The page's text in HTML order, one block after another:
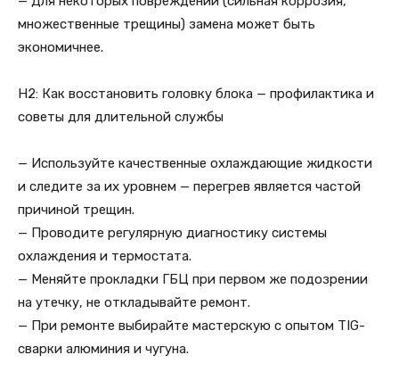
множественные трещины) замена может быть
экономичнее.
H2: Как восстановить головку блока — профилактика и
советы для длительной службы
— Используйте качественные охлаждающие жидкости
и следите за их уровнем — перегрев является частой
причиной трещин.
— Проводите регулярную диагностику системы
охлаждения и термостата.
— Меняйте прокладки ГБЦ при первом же подозрении
на утечку, не откладывайте ремонт.
— При ремонте выбирайте мастерскую с опытом TIG-
сварки алюминия и чугуна.